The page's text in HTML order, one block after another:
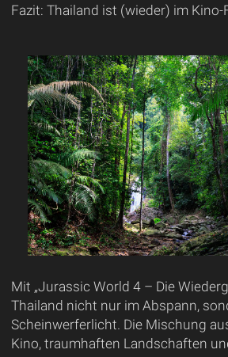
Fazit: Thailand ist (wieder) im Kino-
Mit „Jurassic World 4 – Die
Thailand nicht nur im Abspann,
Scheinwerferlicht. Die Mischung
Kino, traumhaften Landschaften